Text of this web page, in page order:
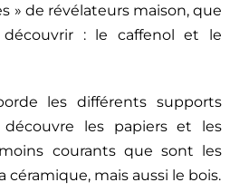
» de révélateurs maison, que
: le caffenol et le
les différents supports
découvre les papiers et les
courants que sont les
céramique, mais aussi le bois.